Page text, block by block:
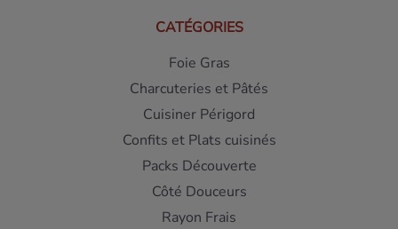
CATÉGORIES
Foie Gras
Charcuteries et Pâtés
Cuisiner Périgord
Confits et Plats cuisinés
Packs Découverte
Côté Douceurs
Rayon Frais